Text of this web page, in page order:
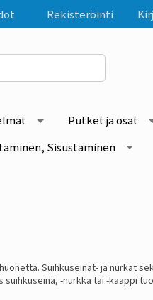
Rekisteröinti
Putket ja osat
Sisustaminen
Suihkuseinät- ja nurkat
-nurkka tai -kaappi